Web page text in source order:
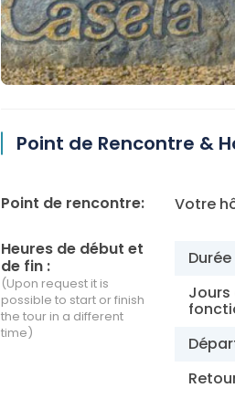
Point de Rencontre &
Point de rencontre: Votre
Heures de début et
de fin :
(Upon request it is
possible to start or finish
the tour in a different
time)
Durée
Jours